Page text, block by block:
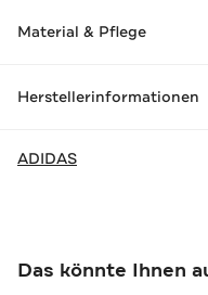
Material & Pflege
Herstellerinformationen
ADIDAS
Das könnte Ihnen